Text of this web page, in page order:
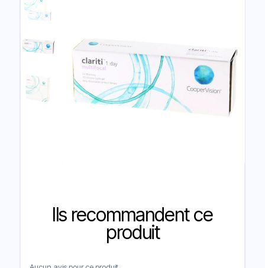
Ils recommandent ce
produit